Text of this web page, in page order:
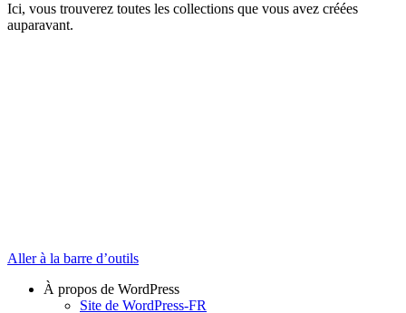
Ici, vous trouverez toutes les collections que vous avez créées
auparavant.
Aller à la barre d’outils
À propos de WordPress
Site de WordPress-FR